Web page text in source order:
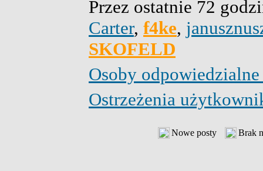
Przez ostatnie 72
Carter, f4ke,
SKOFELD
Osoby
Ostrzeżenia
Nowe posty Brak